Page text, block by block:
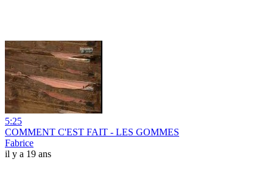
5:25
COMMENT C'EST FAIT - LES GOMMES
Fabrice
il y a 19 ans